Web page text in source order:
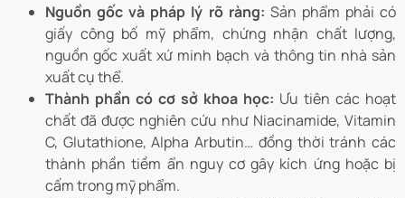
Nguồn gốc và pháp lý rõ ràng: Sản phẩm phải có
giấy công bố mỹ phẩm, chứng nhận chất lượng,
nguồn gốc xuất xứ minh bạch và thông tin nhà sản
xuất cụ thể.
Thành phần có cơ sở khoa học: Ưu tiên các hoạt
chất đã được nghiên cứu như Niacinamide, Vitamin
C, Glutathione, Alpha Arbutin… đồng thời tránh các
thành phần tiềm ẩn nguy cơ gây kích ứng hoặc bị
cấm trong mỹ phẩm.